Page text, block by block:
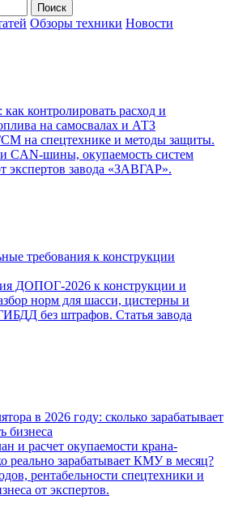
Поиск
Обзоры техники Новости
контролировать расход и
на самосвалах и АТЗ
на спецтехнике и методы защиты.
CAN-шины, окупаемость систем
экспертов завода «ЗАВГАР».
требования к конструкции
ДОПОГ-2026 к конструкции и
норм для шасси, цистерны и
без штрафов. Статья завода
в 2026 году: сколько зарабатывает
бизнеса
и расчет окупаемости крана-
реально зарабатывает КМУ в месяц?
рентабельности спецтехники и
от экспертов.